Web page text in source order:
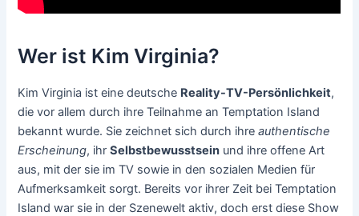
Wer ist Kim Virginia?
Kim Virginia ist eine deutsche Reality-TV-Persönlichkeit,
die vor allem durch ihre Teilnahme an Temptation Island
bekannt wurde. Sie zeichnet sich durch ihreauthentische
Erscheinung, ihrSelbstbewusstsein und ihre offene Art
aus, mit der sie im TV sowie in den sozialen Medien für
Aufmerksamkeit sorgt. Bereits vor ihrer Zeit bei Temptation
Island war sie in der Szenewelt aktiv, doch erst diese Show